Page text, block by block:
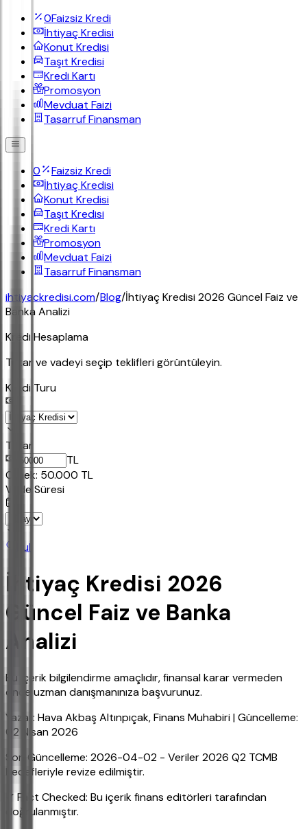
0Faizsiz Kredi
İhtiyaç Kredisi
Konut Kredisi
Taşıt Kredisi
Kredi Kartı
Promosyon
Mevduat Faizi
Tasarruf Finansman
0
Faizsiz Kredi
İhtiyaç Kredisi
Konut Kredisi
Taşıt Kredisi
Kredi Kartı
Promosyon
Mevduat Faizi
Tasarruf Finansman
ihtiyackredisi.com/Blog/İhtiyaç Kredisi 2026 Güncel Faiz ve
Banka Analizi
Kredi Hesaplama
Tutar ve vadeyi seçip teklifleri görüntüleyin.
Kredi Turu
Tutar
TL
Ornek: 50.000 TL
Vade Süresi
Bul
İhtiyaç Kredisi 2026
Güncel Faiz ve Banka
Analizi
Bu içerik bilgilendirme amaçlıdır, finansal karar vermeden
önce uzman danışmanınıza başvurunuz.
Yazar: Hava Akbaş Altınpıçak, Finans Muhabiri | Güncelleme:
02 Nisan 2026
Son Güncelleme: 2026-04-02 - Veriler 2026 Q2 TCMB
hedefleriyle revize edilmiştir.
✔ Fact Checked: Bu içerik finans editörleri tarafından
doğrulanmıştır.